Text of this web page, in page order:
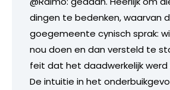
dingen te bedenken, waarvan
goegemeente cynisch sprak:
nou doen en dan versteld te
feit dat het daadwerkelijk
De intuitie in het